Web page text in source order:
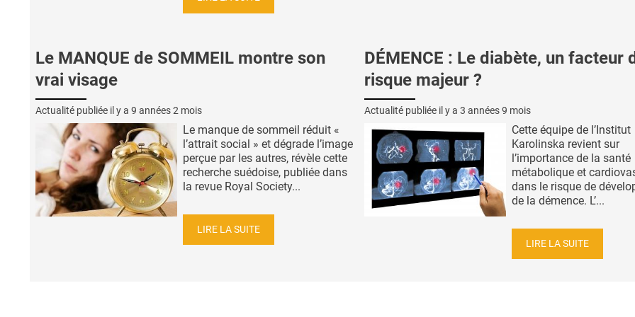
Le MANQUE de SOMMEIL montre son
vrai visage
Actualité publiée il y a 9 années 2 mois
Le manque de sommeil réduit «
l’attrait social » et dégrade l’image
perçue par les autres, révèle cette
recherche suédoise, publiée dans
la revue Royal Society...
LIRE LA SUITE
DÉMENCE : Le diabète, un facteur
risque majeur ?
Actualité publiée il y a 3 années 9 mois
Cette équipe de l’Institut
Karolinska revient sur
l’importance de la santé
métabolique et
dans le risque de
de la démence. L’...
LIRE LA SUITE